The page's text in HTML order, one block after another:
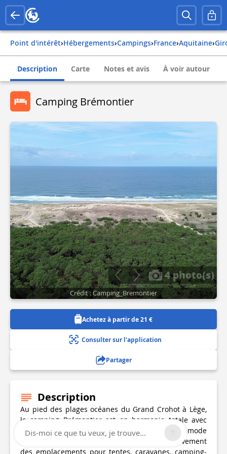
Point d'intérêt› Hébergements› Campings› france› aquitaine›
Description Carte Notes et avis À voir autour
Camping Brémontier
4 photo(s)
Crédit : Camping_Bremontier
Achetez à partir de 21 €
Consulter sur l'application
Partager
Description
Au pied des plages océanes du Grand Crohot à Lège,
le camping Brémontier est en harmonie totale avec
son environnement très nature. Il a résisté à la mode
des hébergements en dur et propose exclusivement
des emplacements pour tentes, caravanes, camping-
Dis-moi ce que tu veux, je trouve...